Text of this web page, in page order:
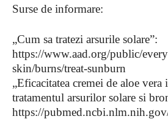
Surse de informare:
„Cum sa tratezi arsurile solare”:
https://www.aad.org/public/
skin/burns/treat-sunburn
„Eficacitatea cremei de aloe vera
tratamentul arsurilor solare si
https://